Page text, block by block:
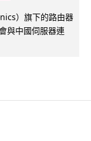
）旗下的路由器
與中國伺服器連